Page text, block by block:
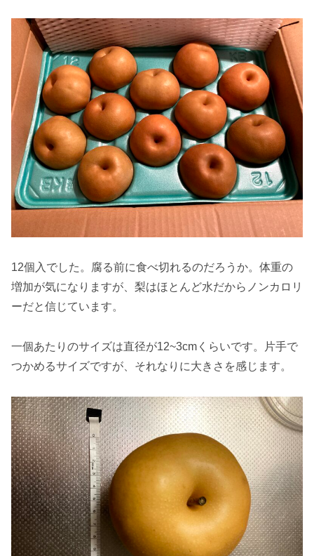
12個入でした。腐る前に食べ切れるのだろうか。体重の
増加が気になりますが、梨はほとんど水だからノンカロリ
ーだと信じています。
一個あたりのサイズは直径が12~3cmくらいです。片手で
つかめるサイズですが、それなりに大きさを感じます。